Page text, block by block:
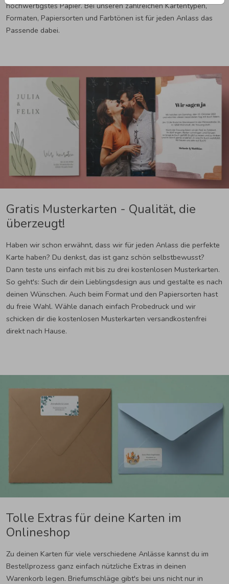
hochwertigstes Papier. Bei unseren zahlreichen Kartentypen,
Formaten, Papiersorten und Farbtönen ist für jeden Anlass das
Passende dabei.
Gratis Musterkarten - Qualität, die
überzeugt!
Haben wir schon erwähnt, dass wir für jeden Anlass die perfekte
Karte haben? Du denkst, das ist ganz schön selbstbewusst?
Dann teste uns einfach mit bis zu drei kostenlosen Musterkarten.
So geht's: Such dir dein Lieblingsdesign aus und gestalte es nach
deinen Wünschen. Auch beim Format und den Papiersorten hast
du freie Wahl. Wähle danach einfach Probedruck und wir
schicken dir die kostenlosen Musterkarten versandkostenfrei
direkt nach Hause.
Tolle Extras für deine Karten im
Onlineshop
Zu deinen Karten für viele verschiedene Anlässe kannst du im
Bestellprozess ganz einfach nützliche Extras in deinen
Warenkorb legen. Briefumschläge gibt's bei uns nicht nur in